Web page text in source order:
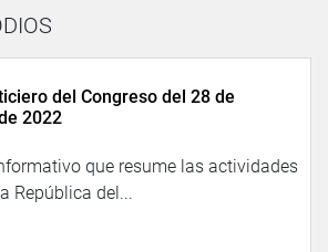
del Congreso del 28 de
2022
que resume las actividades
República del...